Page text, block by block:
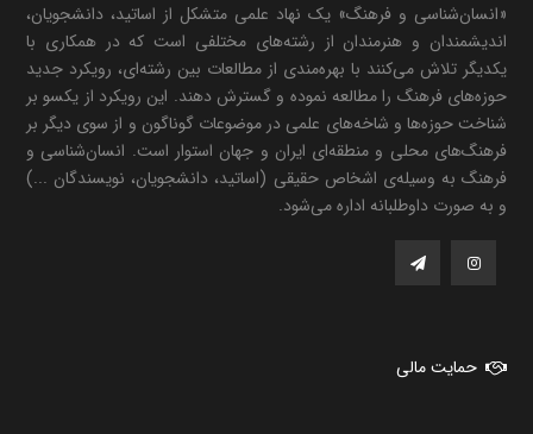
«انسان‌شناسی و فرهنگ» یک نهاد علمی متشکل از اساتید، دانشجویان،
اندیشمندان و هنرمندان از رشته‌های مختلفی است که در همکاری با
یکدیگر تلاش می‌کنند با بهره‌مندی از مطالعات بین رشته‌ای، رویکرد جدید
حوزه‌های فرهنگ را مطالعه نموده و گسترش دهند. این رویکرد از یکسو بر
شناخت حوزه‌ها و شاخه‌های علمی در موضوعات گوناگون و از سوی دیگر بر
فرهنگ‌های محلی و منطقه‌ای ایران و جهان استوار است. انسان‌شناسی و
فرهنگ به وسیله‌ی اشخاص حقیقی (اساتید، دانشجویان، نویسندگان ...)
و به صورت داوطلبانه اداره می‌شود.
حمایت مالی